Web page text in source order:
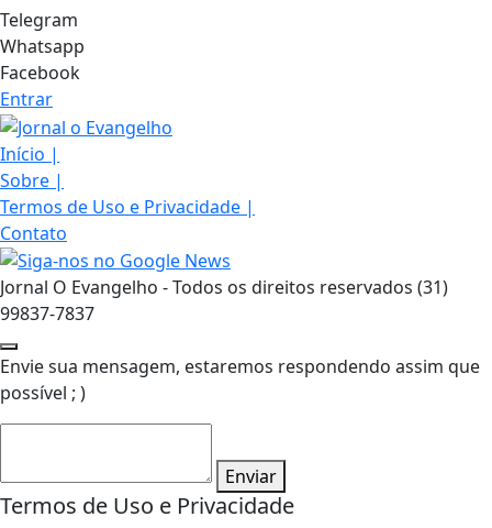
Telegram
Whatsapp
Facebook
Entrar
Início |
Sobre |
Termos de Uso e Privacidade |
Contato
Jornal O Evangelho - Todos os direitos reservados (31)
99837-7837
Envie sua mensagem, estaremos respondendo assim que
possível ; )
Enviar
Termos de Uso e Privacidade